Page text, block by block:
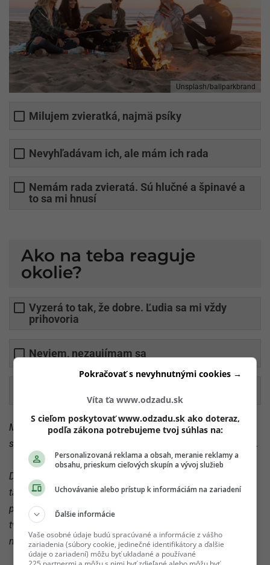
Unsplash/ballparkbrand
Milujem zvieratká, najmä psíky
Nevyhľadávam ich, ale mám ich rada
Nemám rada zvieratá. Sú hlučné a špinavé a
to sa mi hnusí
Ako na teba reaguje
okolie?
Vyzerá to tak, že dobre. Ľudia sa mi vždy
prihovoria
Neviem, nezaujímam sa
Máš nejaký svoj obľúbený tanečný štýl? Ak áno, tak je to
super, a ak nie, tak to vieš ľahko zistiť pomocou tohto kvízu.
Dokáže ťa dostať do varu hip-hop, latino hity od Malumu či
tanečné vypaľovačky od Davida Guettu? Alebo si
podupkávaš vtedy, keď započuješ nejakú rezkú ľudovku? K
tvojmu charakteru sa však v skutočnosti môže hodiť úplne
niečo iné. Odpovedz na6 otázoka zisti to.
Víta ťa www.odzadu.sk
S cieľom poskytovať www.odzadu.sk ako doteraz,
podľa zákona potrebujeme tvoj súhlas na:
Personalizovaná reklama a obsah, meranie reklamy a
obsahu, prieskum cieľových skupín a vývoj služieb
Uchovávanie alebo prístup k informáciám na zariadení
Ďalšie informácie
Vaše osobné údaje budú spracúvané a informácie z vášho
zariadenia (súbory cookie, jedinečné identifikátory a ďalšie
údaje o zariadení) môžu byť ukladané a používané
Pokračovať s nevyhnutnými cookies →